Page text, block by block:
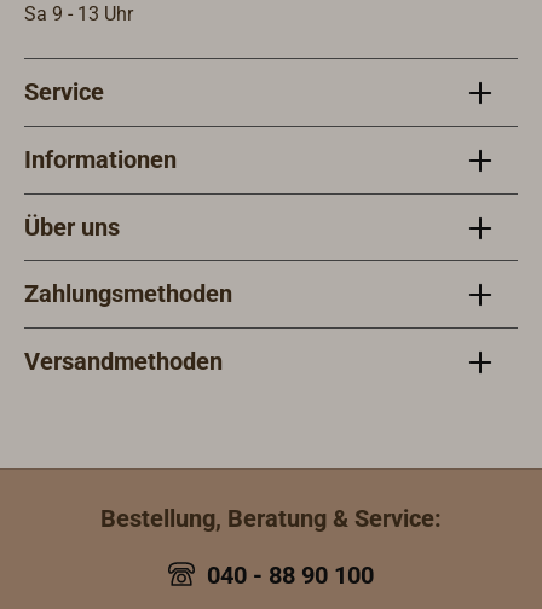
Sa 9 - 13 Uhr
Service
Informationen
Über uns
Zahlungsmethoden
Versandmethoden
Bestellung, Beratung & Service:
040 - 88 90 100